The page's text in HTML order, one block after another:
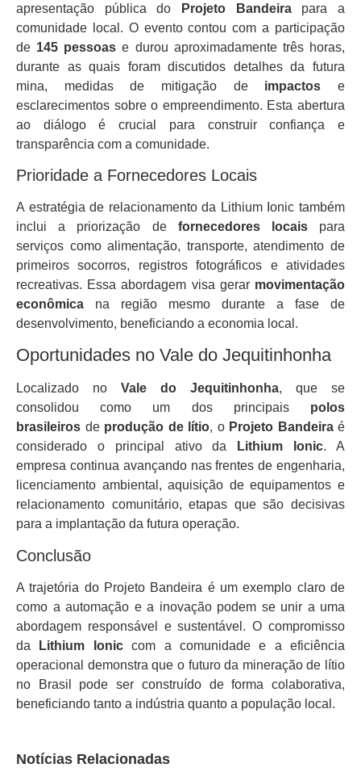
apresentação pública do
Projeto Bandeirapara a
comunidade local. O evento contou com a participação
de 145 pessoas e durou aproximadamente três horas,
durante as quais foram discutidos detalhes da futura
mina, medidas de mitigação de impactos e
esclarecimentos sobre o empreendimento. Esta abertura
ao diálogo é crucial para construir confiança e
transparência com a comunidade.
Prioridade a Fornecedores Locais
A estratégia de relacionamento da Lithium Ionic também
inclui a priorização de fornecedores locaispara
serviços como alimentação, transporte, atendimento de
primeiros socorros, registros fotográficos e atividades
recreativas. Essa abordagem visa gerar movimentação
econômica na região mesmo durante a fase de
desenvolvimento, beneficiando a economia local.
Oportunidades no Vale do Jequitinhonha
Localizado no Vale do Jequitinhonha, que se
consolidou como um dos principais polos
brasileiros de produção de lítio, o Projeto Bandeiraé
considerado o principal ativo da
Lithium Ionic. A
empresa continua avançando nas frentes de engenharia,
licenciamento ambiental, aquisição de equipamentos e
relacionamento comunitário, etapas que são decisivas
para a implantação da futura operação.
Conclusão
A trajetória do Projeto Bandeira é um exemplo claro de
como a automação e a inovação podem se unir a uma
abordagem responsável e sustentável. O compromisso
da
Lithium Ioniccom a comunidade e a eficiência
operacional demonstra que o futuro da mineração de lítio
no Brasil pode ser construído de forma colaborativa,
beneficiando tanto a indústria quanto a população local.
Notícias Relacionadas